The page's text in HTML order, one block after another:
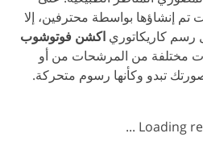
إنشاؤها بواسطة محترفين، إلا
رسم كاريكاتوري اكشن فوتوشوب
مختلفة من المرشحات من أو
تبدو وكأنها رسوم متحركة.
Loading